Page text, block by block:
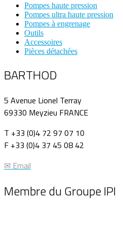
Pompes haute pression
Pompes ultra haute pression
Pompes à engrenage
Outils
Accessoires
Pièces détachées
BARTHOD
5 Avenue Lionel Terray
69330 Meyzieu FRANCE
T +33 (0)4 72 97 07 10
F +33 (0)4 37 45 08 42
✉ Email
Membre du Groupe IPI